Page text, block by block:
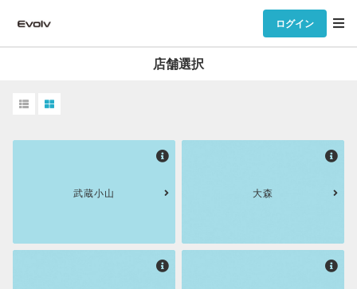
ログイン
店舗選択
武蔵小山 大森